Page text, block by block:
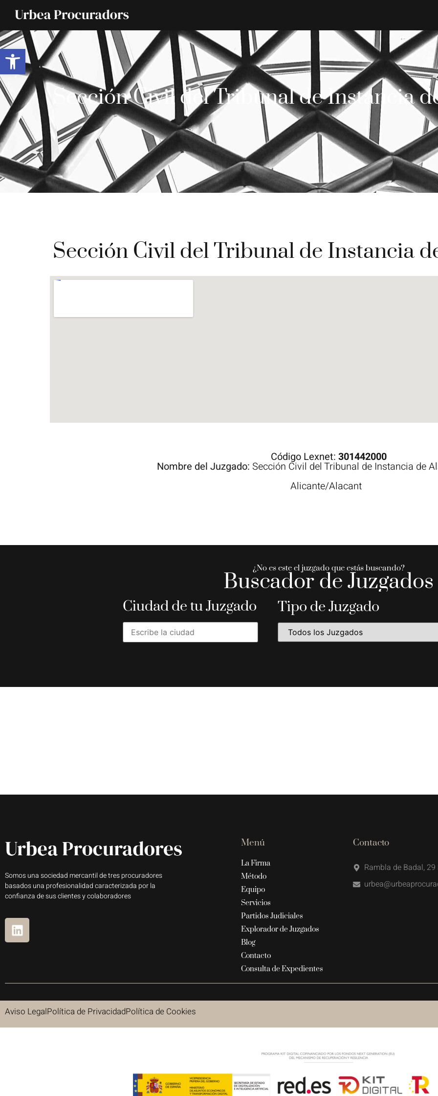
Abrir barra de herramientas
Sección Civil del Tribunal de Instancia
Sección Civil del Tribunal de Instancia
Código Lexnet: 301442000
Nombre del Juzgado: Sección Civil del Tribunal de Instancia de
Alicante/Alacant
¿No es este el juzgado que estás buscando?
Buscador de Juzgados
Ciudad de tu Juzgado Tipo de Juzgado
Somos una sociedad mercantil de tres procuradores
basados una profesionalidad caracterizada por la
confianza de sus clientes y colaboradores
Menú
La Firma
Método
Equipo
Servicios
Partidos Judiciales
Explorador de Juzgados
Blog
Contacto
Consulta de Expedientes
Contacto
Rambla de Badal,
Aviso LegalPolítica de PrivacidadPolítica de Cookies